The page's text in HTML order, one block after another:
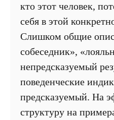
кто этот человек,
себя в этой
Слишком общие
собеседник»,
непредсказуемый
поведенческие
предсказуемый. На
структуру на